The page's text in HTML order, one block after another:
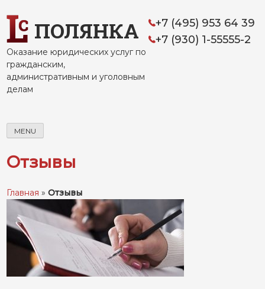
to
contentПОЛЯНКА
Оказание юридических услуг по
гражданским,
административным и уголовным
делам
+7 (495) 953 64 39
+7 (930) 1-55555-2
MENU
Отзывы
Главная »Отзывы